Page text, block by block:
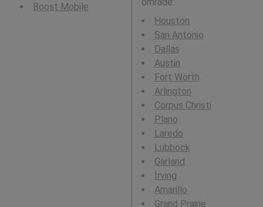
Boost Mobile
Houston
San Antonio
Dallas
Austin
Fort Worth
Arlington
Corpus Christi
Plano
Laredo
Lubbock
Garland
Irving
Amarillo
Grand Prairie